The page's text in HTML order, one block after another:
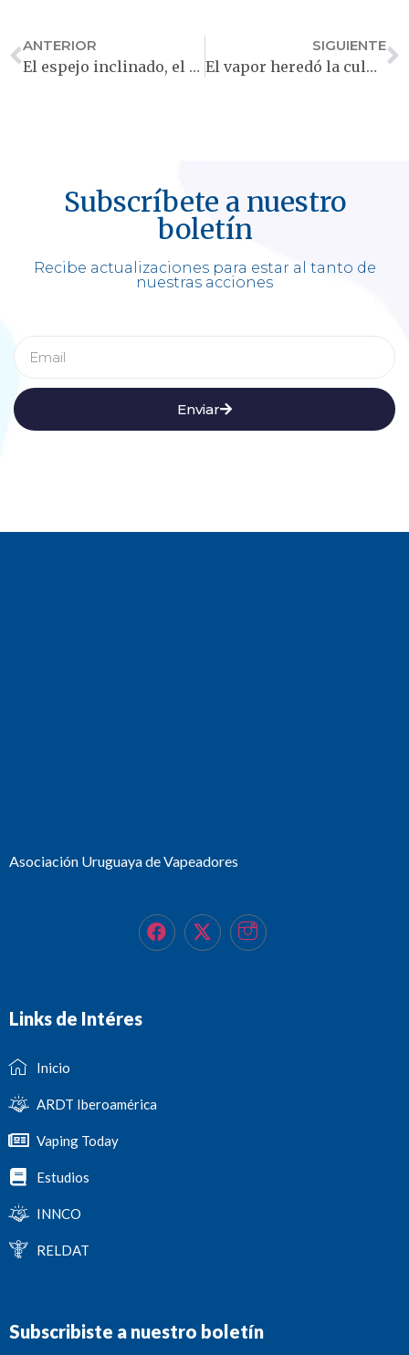
ANTERIOR
El espejo inclinado, el lector invisible: sesgo ideológico en la investigación científica
SIGUIENTE
El vapor heredó la culpa del humo
Subscríbete a nuestro
boletín
Recibe actualizaciones para estar al tanto de
nuestras acciones
Enviar
Asociación Uruguaya de Vapeadores
Links de Intéres
Inicio
ARDT Iberoamérica
Vaping Today
Estudios
INNCO
RELDAT
Subscribiste a nuestro boletín